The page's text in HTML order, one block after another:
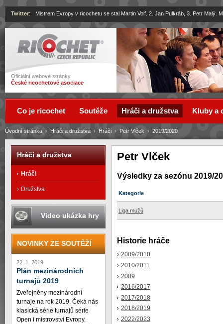
Ricochet
Oficiální webové stránky
České ricochetové asociace
Twitter: Mistrem Evropy v ricochetu se stal Martin Volf. 2. Jan Pulkráb, 3. Petr Malý.
Petr Vlček
Výsledky za sezónu 2019/
Kategorie
Liga mužů
Historie hráče
2009/2010
2010/2011
2009
2016/2017
2017/2018
2018/2019
2022/2023
Úvodní stránka › Hráči a družstva › Hráči › Petr Vlček › 2019/2020
Co je ricochet Soutěže Hráči a družstva Kluby a
Hráči a družstva
Hráči
Družstva
Video ukázka hry
NOVINKY ZE SOUTĚŽÍ
22. 1. 2019
Plán mezinárodních
turnajů 2019
Zveřejněny mezinárodní
turnaje na rok 2019. Čeká nás
klasická série turnajů série
Open i mistrovství Evropy,